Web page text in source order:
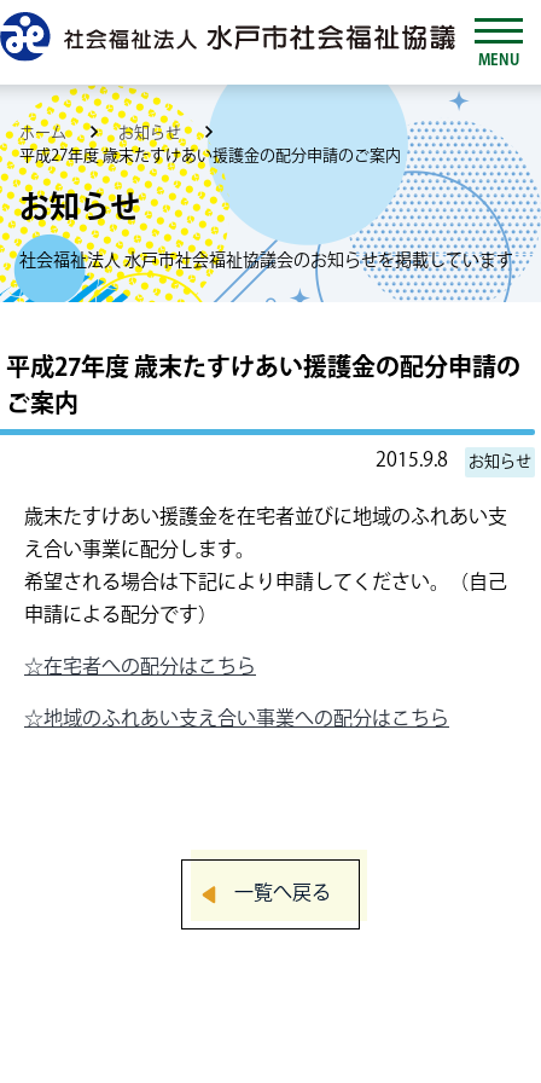
MENU
ホーム
お知らせ
平成27年度 歳末たすけあい援護金の配分申請のご案内
お知らせ
社会福祉法人 水戸市社会福祉協議会のお知らせを掲載しています
平成27年度 歳末たすけあい援護金の配分申請の
ご案内
2015.9.8 お知らせ
歳末たすけあい援護金を在宅者並びに地域のふれあい支
え合い事業に配分します。
希望される場合は下記により申請してください。（自己
申請による配分です）
☆在宅者への配分はこちら
☆地域のふれあい支え合い事業への配分はこちら
一覧へ戻る